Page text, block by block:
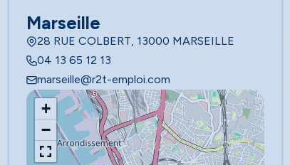
Marseille
28 RUE COLBERT, 13000 MARSEILLE
04 13 65 12 13
marseille@r2t-emploi.com
+
−